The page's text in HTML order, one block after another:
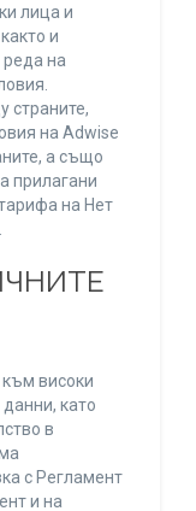
лица и
и
реда на
страните,
на Adwise
а също
прилагани
на Нет
високи
като
в
с Регламент
и на